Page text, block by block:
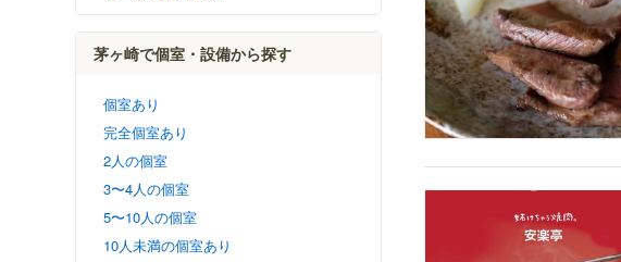
茅ヶ崎で個室・設備から探す
個室あり
完全個室あり
2人の個室
3〜4人の個室
5〜10人の個室
10人未満の個室あり